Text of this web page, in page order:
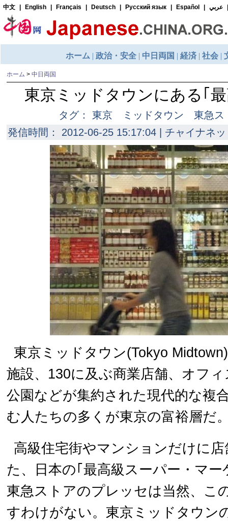
ホーム > 中日両国
東京ミッドタウンにある｢
タグ： 東京 ミッドタウン 東急
発信時間： 2012-06-25 15:17:04 | チャイナネ
東京ミッドタウン(Tokyo
施設、130に及ぶ商業店舗、オフ
公園などが集約された現代的な複
む人たちの多くが東京の富裕層だ
高級住宅街やマンションだけに
た、日本の｢最高級スーパー・マ
東急ストアのプレッセは当然、こ
すわけがない。東京ミッドタウン